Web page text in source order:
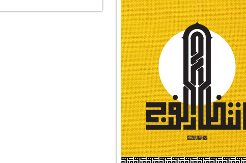
#تبريكات_انتصار_�...
#نداء_الأنبياء
#شجرة_النبوة
#وأنا_على_دين_محم...
#بأمانة_موسى_بن_ج...